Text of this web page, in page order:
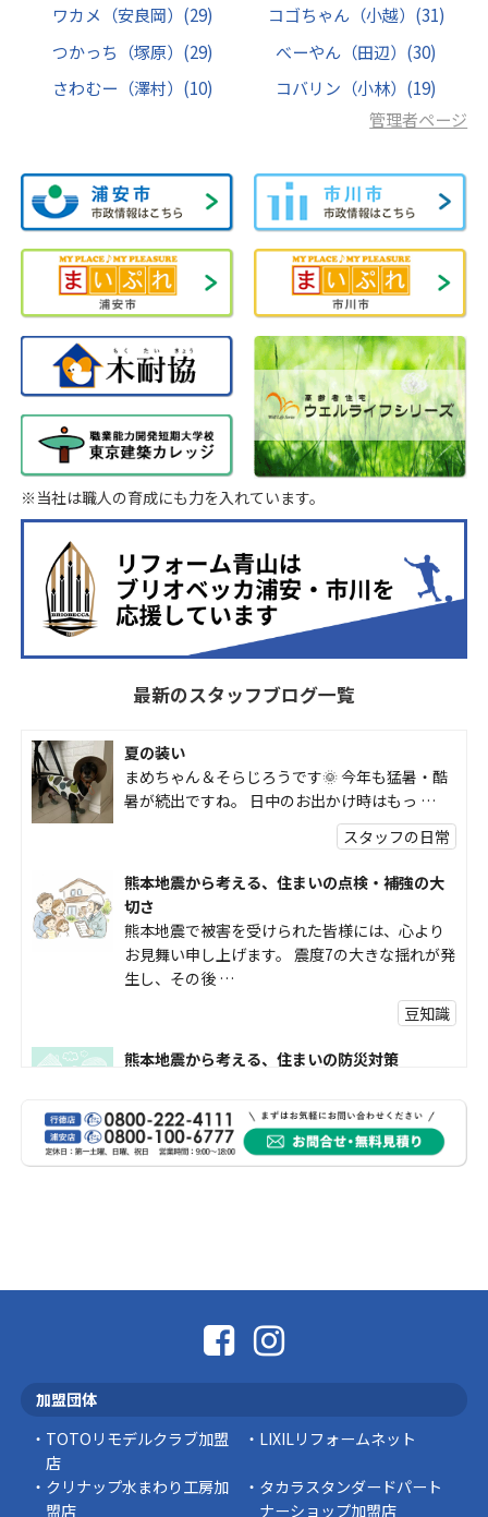
ワカメ（安良岡） (29) コゴちゃん（小越） (31)
つかっち（塚原） (29) べーやん（田辺） (30)
さわむー（澤村） (10) コバリン（小林） (19)
管理者ページ
※当社は職人の育成にも力を入れています。
最新のスタッフブログ一覧
夏の装い
まめちゃん＆そらじろうです🌞 今年も猛暑・酷
暑が続出ですね。 日中のお出かけ時はもっ …
スタッフの日常
熊本地震から考える、住まいの点検・補強の大
切さ
熊本地震で被害を受けられた皆様には、心より
お見舞い申し上げます。 震度7の大きな揺れが発
生し、その後 …
豆知識
熊本地震から考える、住まいの防災対策
受けられた皆様に、心よりお見舞い申し上げま
す。 今回の地震 …
社長コラム
スタッフの日常
加盟団体
TOTOリモデルクラブ加盟
店
LIXILリフォームネット
クリナップ水まわり工房加
盟店
タカラスタンダードパート
ナーショップ加盟店